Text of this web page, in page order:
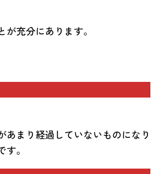
充分にあります。
あまり経過していないものになり
。